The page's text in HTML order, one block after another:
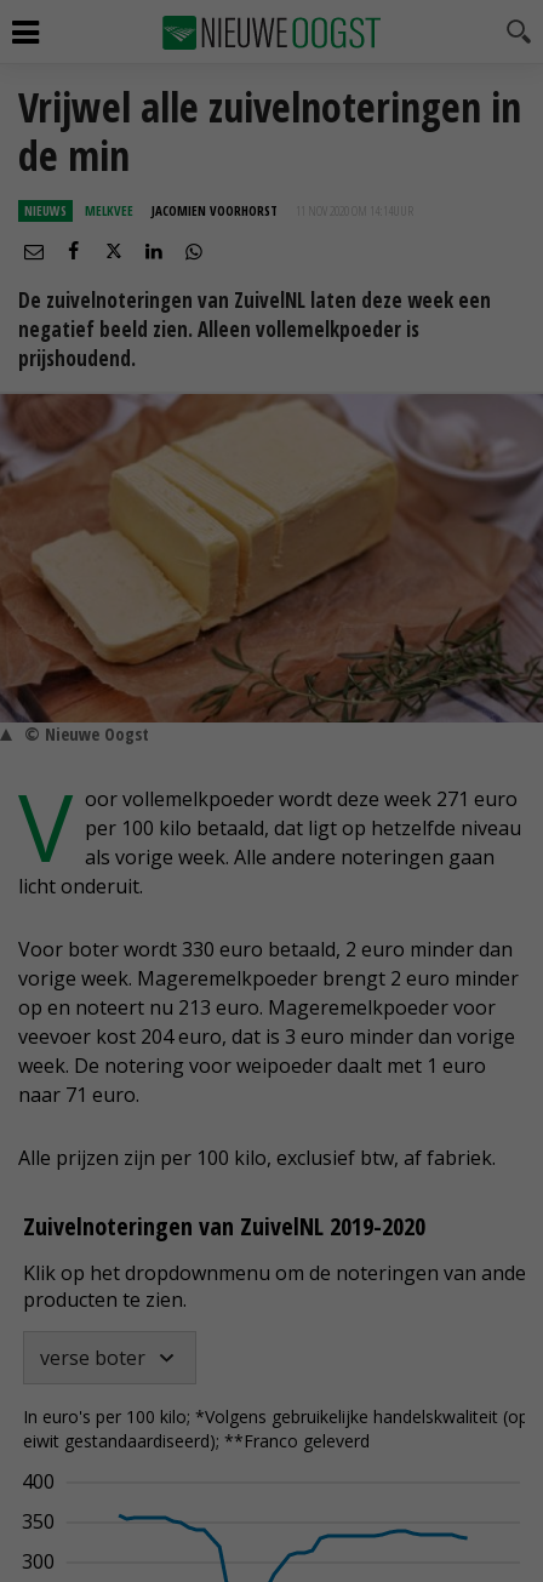
Vrijwel alle zuivelnoteringen in
de min
NIEUWS MELKVEE JACOMIEN VOORHORST 11 NOV 2020 OM 14:14
De zuivelnoteringen van ZuivelNL laten deze week een
negatief beeld zien. Alleen vollemelkpoeder is
prijshoudend.
© Nieuwe Oogst
V oor vollemelkpoeder wordt deze week 271 euro
per 100 kilo betaald, dat ligt op hetzelfde niveau
als vorige week. Alle andere noteringen gaan
licht onderuit.
Voor boter wordt 330 euro betaald, 2 euro minder dan
vorige week. Mageremelkpoeder brengt 2 euro minder
op en noteert nu 213 euro. Mageremelkpoeder voor
veevoer kost 204 euro, dat is 3 euro minder dan vorige
week. De notering voor weipoeder daalt met 1 euro
naar 71 euro.
Alle prijzen zijn per 100 kilo, exclusief btw, af fabriek.